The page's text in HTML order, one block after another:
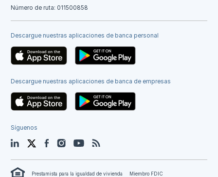
Número de ruta: 011500858
Descargue nuestras aplicaciones de banca personal
Descargue nuestras aplicaciones de banca de empresas
Síguenos
LinkedIn TwitterFacebookInstagramYouTube
Prestamista para la igualdad de vivienda
Miembro FDIC